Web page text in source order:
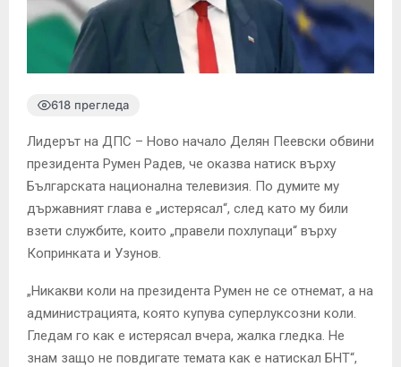
618 прегледа
Лидерът на ДПС – Ново начало Делян Пеевски обвини
президента Румен Радев, че оказва натиск върху
Българската национална телевизия. По думите му
държавният глава е „истерясал“, след като му били
взети службите, които „правели похлупаци“ върху
Копринката и Узунов.
„Никакви коли на президента Румен не се отнемат, а на
администрацията, която купува суперлуксозни коли.
Гледам го как е истерясал вчера, жалка гледка. Не
знам защо не повдигате темата как е натискал БНТ“,